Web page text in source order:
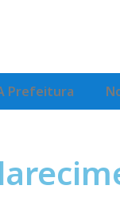
Prefeitura